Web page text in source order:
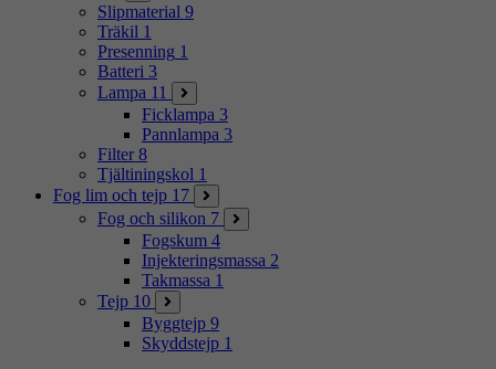
Slipmaterial 9
Träkil 1
Presenning 1
Batteri 3
Lampa 11
Ficklampa 3
Pannlampa 3
Filter 8
Tjältiningskol 1
Fog lim och tejp 17
Fog och silikon 7
Fogskum 4
Injekteringsmassa 2
Takmassa 1
Tejp 10
Byggtejp 9
Skyddstejp 1